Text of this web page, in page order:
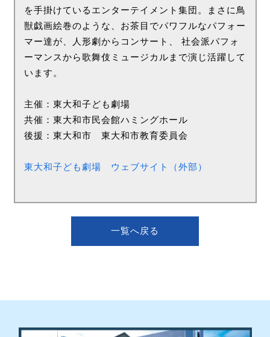
を手掛けているエンターテイメント集団。まさに鳥
獣戯画絵巻のような、お茶目でパワフルなパフォー
マー達が、人形劇からコンサート、 社会派パフォ
ーマンスから歌舞伎ミュージカルまで演じ活躍して
います。
主催：東大和子ども劇場
共催：東大和市民会館ハミングホール
後援：東大和市 東大和市教育委員会
東大和子ども劇場 ウェブサイト（外部）
一覧へ戻る